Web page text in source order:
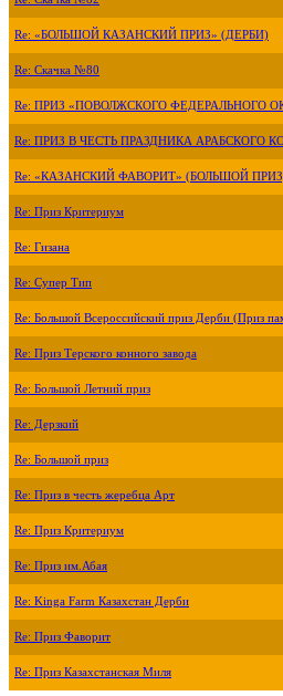
Re: «БОЛЬШОЙ КАЗАНСКИЙ ПРИЗ» (ДЕРБИ)
Re: Скачка №80
Re: ПРИЗ «ПОВОЛЖСКОГО ФЕДЕРАЛЬНОГО
Re: ПРИЗ В ЧЕСТЬ ПРАЗДНИКА АРАБСКОГО
Re: «КАЗАНСКИЙ ФАВОРИТ» (БОЛЬШОЙ
Re: Приз Критериум
Re: Гизана
Re: Супер Тип
Re: Большой Всероссийский приз Дерби (Приз
Re: Приз Терского конного завода
Re: Большой Летний приз
Re: Дерзкий
Re: Большой приз
Re: Приз в честь жеребца Арт
Re: Приз Критериум
Re: Приз им.Абая
Re: Kinga Farm Казахстан Дерби
Re: Приз Фаворит
Re: Приз Казахстанская Миля